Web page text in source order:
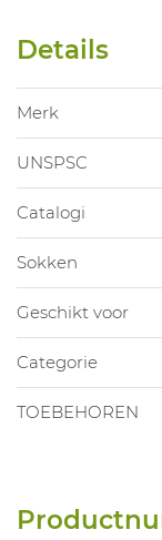
Details
Merk
UNSPSC
Catalogi
Sokken
Geschikt voor
Categorie
TOEBEHOREN